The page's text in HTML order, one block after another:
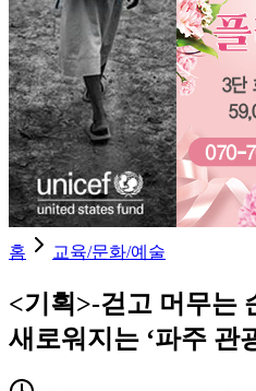
홈 교육/문화/예술
<기획>-걷고 머무는
새로워지는 ‘파주 관